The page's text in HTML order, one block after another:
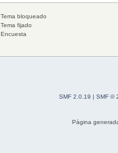
Tema bloqueado
Tema fijado
Encuesta
SMF 2.0.19 | SMF ©
Página